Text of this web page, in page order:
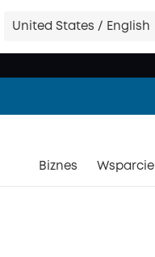
United States / English
Biznes Wsparcie